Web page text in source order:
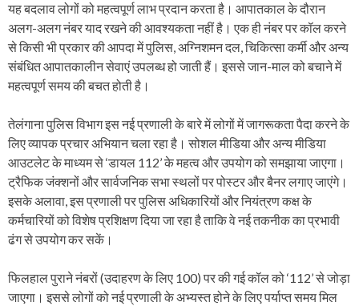
यह बदलाव लोगों को महत्वपूर्ण लाभ प्रदान करता है। आपातकाल के दौरान
अलग-अलग नंबर याद रखने की आवश्यकता नहीं है। एक ही नंबर पर कॉल करने
से किसी भी प्रकार की आपदा में पुलिस, अग्निशमन दल, चिकित्सा कर्मी और अन्य
संबंधित आपातकालीन सेवाएं उपलब्ध हो जाती हैं। इससे जान-माल को बचाने में
महत्वपूर्ण समय की बचत होती है।
तेलंगाना पुलिस विभाग इस नई प्रणाली के बारे में लोगों में जागरूकता पैदा करने के
लिए व्यापक प्रचार अभियान चला रहा है। सोशल मीडिया और अन्य मीडिया
आउटलेट के माध्यम से ‘डायल 112’ के महत्व और उपयोग को समझाया जाएगा।
ट्रैफिक जंक्शनों और सार्वजनिक सभा स्थलों पर पोस्टर और बैनर लगाए जाएंगे।
इसके अलावा, इस प्रणाली पर पुलिस अधिकारियों और नियंत्रण कक्ष के
कर्मचारियों को विशेष प्रशिक्षण दिया जा रहा है ताकि वे नई तकनीक का प्रभावी
ढंग से उपयोग कर सकें।
फिलहाल पुराने नंबरों (उदाहरण के लिए 100) पर की गई कॉल को ‘112’ से जोड़ा
जाएगा। इससे लोगों को नई प्रणाली के अभ्यस्त होने के लिए पर्याप्त समय मिल